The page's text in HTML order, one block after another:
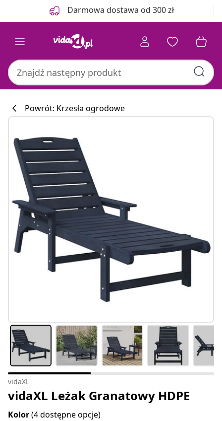
Darmowa dostawa od 300 zł
Powrót: Krzesła ogrodowe
vidaXL
vidaXL Leżak Granatowy HDPE
Kolor(4 dostępne opcje)